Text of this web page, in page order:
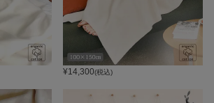
¥14,300(税込)